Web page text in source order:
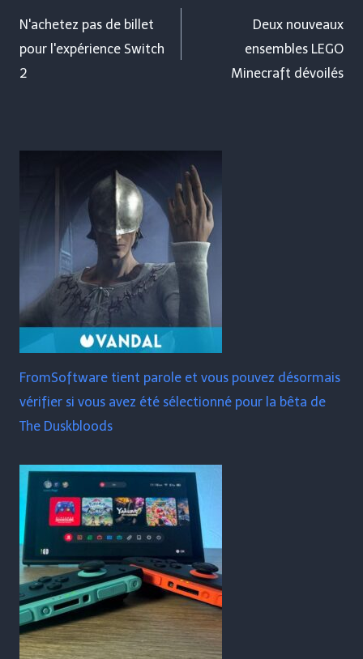
de
l’article
N'achetez pas de billet
pour l'expérience Switch
2
Deux nouveaux
ensembles LEGO
Minecraft dévoilés
FromSoftware tient parole et vous pouvez désormais
vérifier si vous avez été sélectionné pour la bêta de
The Duskbloods